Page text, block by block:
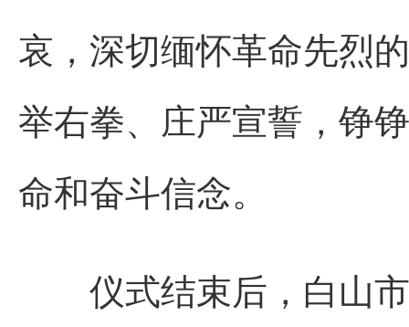
哀，深切缅怀革命先烈
举右拳、庄严宣誓，铮
命和奋斗信念。
仪式结束后，白山市